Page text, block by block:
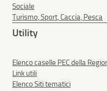
Sociale
Turismo, Sport, Caccia, Pesca
Utility
Elenco caselle PEC della
Link utili
Elenco Siti tematici